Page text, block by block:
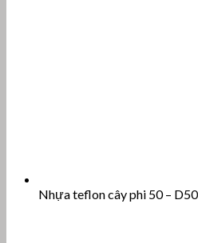
Nhựa teflon cây phi 50 –